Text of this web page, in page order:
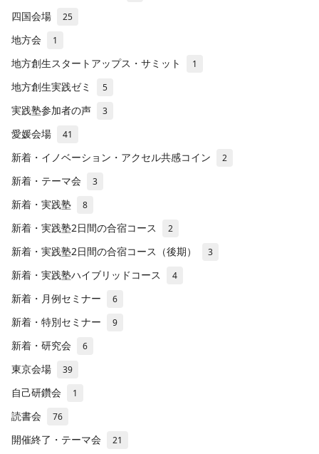
四国会場 25
地方会 1
地方創生スタートアップス・サミット 1
地方創生実践ゼミ 5
実践塾参加者の声 3
愛媛会場 41
新着・イノベーション・アクセル共感コイン 2
新着・テーマ会 3
新着・実践塾 8
新着・実践塾2日間の合宿コース 2
新着・実践塾2日間の合宿コース（後期） 3
新着・実践塾ハイブリッドコース 4
新着・月例セミナー 6
新着・特別セミナー 9
新着・研究会 6
東京会場 39
自己研鑽会 1
読書会 76
開催終了・テーマ会 21